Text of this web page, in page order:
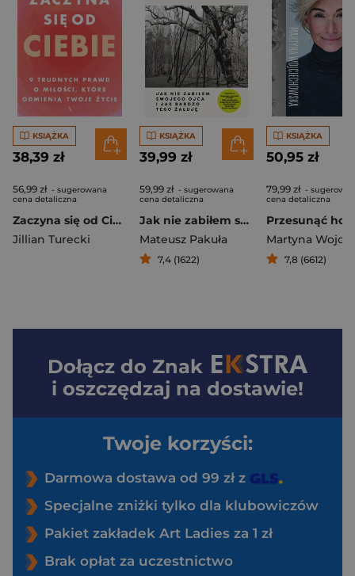
KSIĄŻKA
38,39 zł
56,99 zł - sugerowana
cena detaliczna
Zaczyna się od Ciebie
Jillian Turecki
KSIĄŻKA
39,99 zł
59,99 zł - sugerowana
cena detaliczna
Jak nie zabiłem swojego ojca i jak bardzo tego żałuję
Mateusz Pakuła
7,4 (1622)
KSIĄŻKA
50,95 zł
79,99 zł -
cena detaliczna
7,8 (6612)
Dołącz do Znak
i oszczędzaj na dostawie!
Twoje korzyści:
Darmowa dostawa od 99 zł z
Specjalne zniżki tylko dla klubowiczów
Pakiet zakładek Art Ladies za 1 zł
Brak opłat za uczestnictwo